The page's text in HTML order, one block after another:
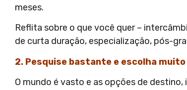
meses.
Reflita sobre o que você quer –
de curta duração, especialização, pós-
2. Pesquise bastante e escolha
O mundo é vasto e as opções de